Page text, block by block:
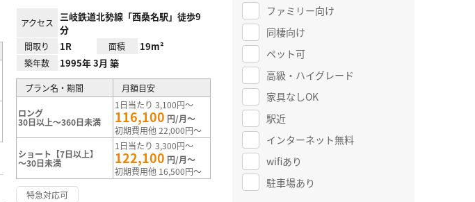
アクセス
三岐鉄道北勢線「西桑名駅」徒歩9
分
間取り 1R 面積 19m²
築年数 1995年 3月 築
プラン名・期間 月額目安
ロング
30日以上～360日未満
1日当たり 3,100円～
116,100 円/月～
初期費用他 22,000円～
ショート【7日以上】
～30日未満
1日当たり 3,300円～
122,100 円/月～
初期費用他 16,500円～
特急対応可
ファミリー向け
同棲向け
ペット可
高級・ハイグレード
家具なしOK
駅近
インターネット無料
wifiあり
駐車場あり